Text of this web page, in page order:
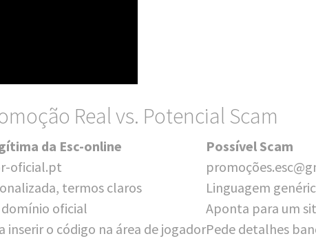
Real vs. Potencial Scam
da Esc-online
Pos­sí­vel Scam
oficial.pt
ter­mos claros
Lin­gu­agem
oficial
Apon­ta para um
inser­ir o códi­go na área de jogadorPede detal­hes